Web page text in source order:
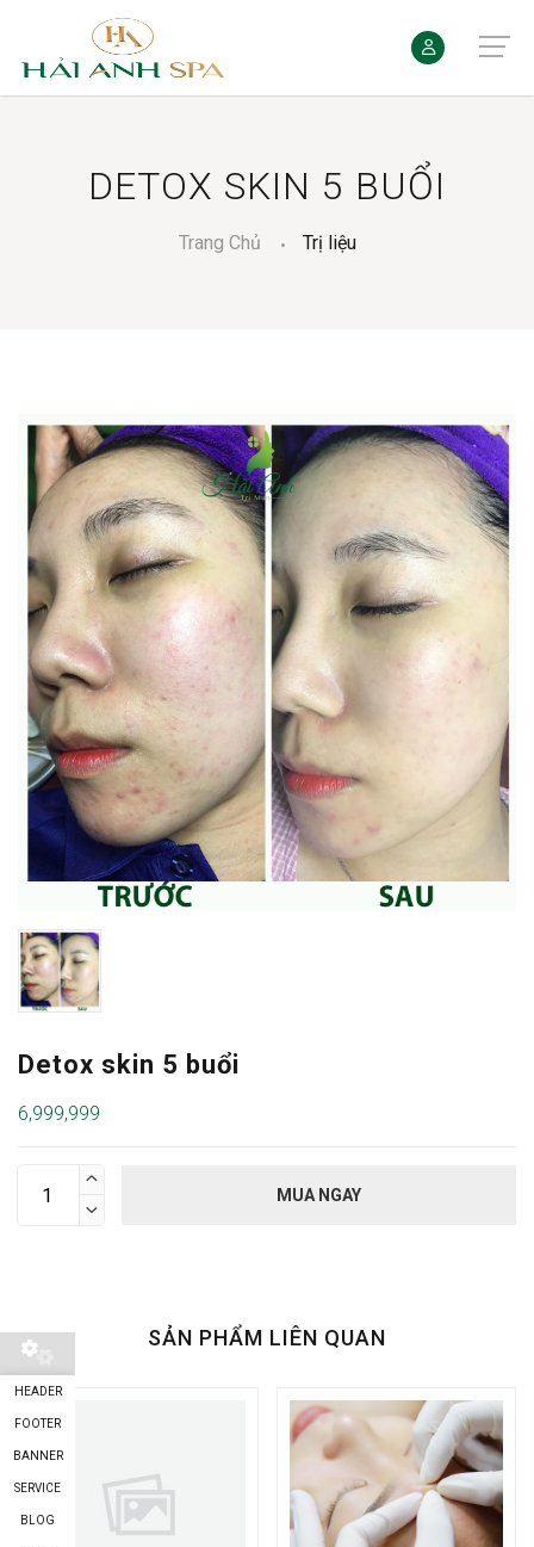
DETOX SKIN 5 BUỔI
Trang Chủ Trị liệu
Detox skin 5 buổi
6,999,999


MUA NGAY
SẢN PHẨM LIÊN QUAN
HEADER
FOOTER
BANNER
SERVICE
BLOG